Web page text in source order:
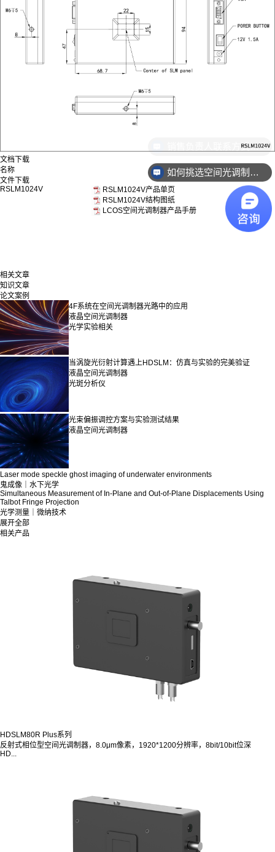
文档下载
名称
文件下载
RSLM1024V
RSLM1024V产品单页
RSLM1024V结构图纸
LCOS空间光调制器产品手册
相关文章
知识文章
论文案例
4F系统在空间光调制器光路中的应用
液晶空间光调制器
光学实验相关
当涡旋光衍射计算遇上HDSLM：仿真与实验的完美验证
液晶空间光调制器
光斑分析仪
光束偏振调控方案与实验测试结果
液晶空间光调制器
Laser mode speckle ghost imaging of underwater environments
鬼成像｜水下光学
Simultaneous Measurement of In-Plane and Out-of-Plane Displacements Using
Talbot Fringe Projection
光学测量｜微纳技术
展开全部
相关产品
HDSLM80R Plus系列
反射式相位型空间光调制器，8.0μm像素，1920*1200分辨率，8bit/10bit位深
HD...